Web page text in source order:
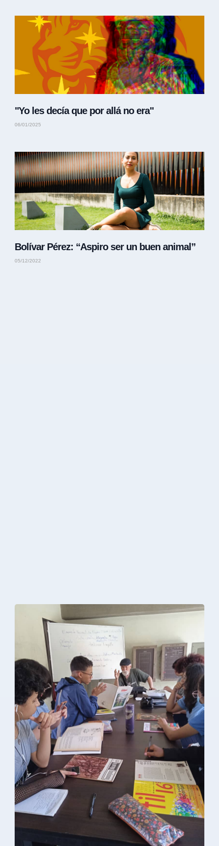
"Yo les decía que por allá no era"
06/01/2025
Bolívar Pérez: “Aspiro ser un buen animal”
05/12/2022